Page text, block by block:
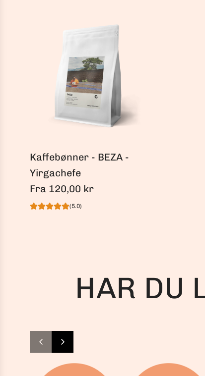
Kaffebønner - BEZA -
Yirgachefe
Fra 120,00 kr
(5.0)
HAR DU